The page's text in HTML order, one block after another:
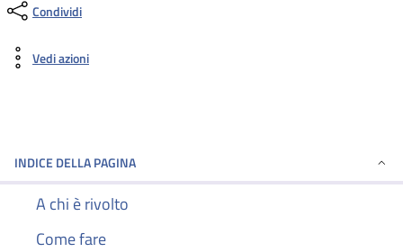
Condividi
Vedi azioni
INDICE DELLA PAGINA
A chi è rivolto
Come fare